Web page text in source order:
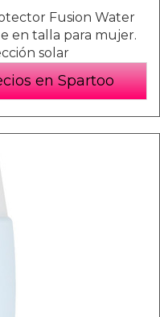
Fusion Water
en talla para mujer.
solar
en Spartoo